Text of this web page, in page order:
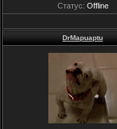
Статус: Offline
DrMapuaptu